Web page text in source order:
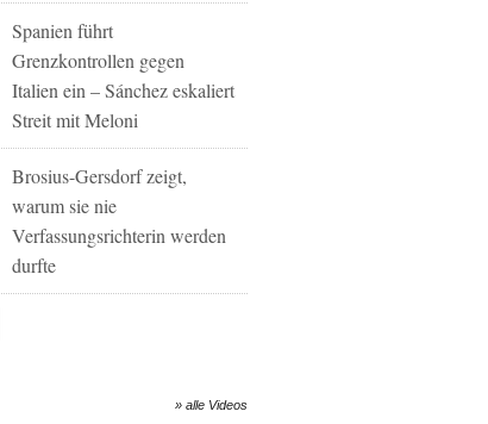
Spanien führt
Grenzkontrollen gegen
Italien ein – Sánchez eskaliert
Streit mit Meloni
Brosius-Gersdorf zeigt,
warum sie nie
Verfassungsrichterin werden
durfte
» alle Videos